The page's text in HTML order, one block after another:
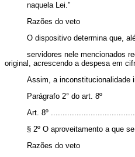
naquela Lei."
Razões do veto
O dispositivo determina que,
servidores nele mencionados
original, acrescendo a despesa em
Assim, a inconstitucionalidade
Parágrafo 2° do art. 8º
Art. 8º
§ 2º O aproveitamento a que
Razões do veto